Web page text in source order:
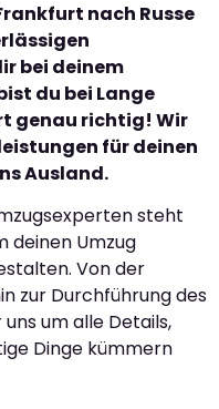
nach Russe
bei deinem
du bei Lange
genau richtig! Wir
für deinen
Ausland.
steht
deinen Umzug
Von der
zur Durchführung des
um alle Details,
Dinge kümmern